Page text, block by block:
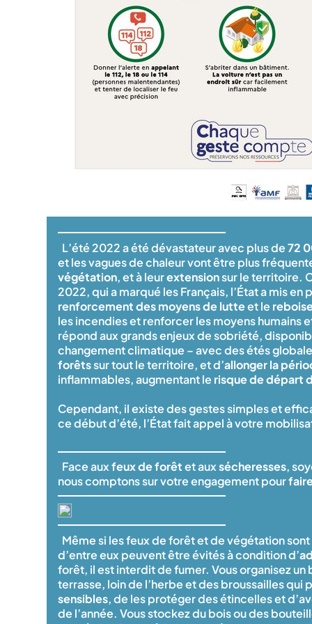
L’été 2022 a été dévastateur avec plus de72
et les vagues de chaleur vont être plus
végétation, et à leurextensionsur le territoire.
2022, qui a marqué les Français, l’État a mis
renforcement des moyens de lutteet le
les incendies et renforcer les moyens humains
répond aux grands enjeux de sobriété,
changement climatique – avec des étés
forêtssur tout le territoire, et d’allonger la
inflammables, augmentant le risque de départ
Cependant, il existe des gestes simples et
ce début d’été, l’État fait appel à votre
Face auxfeux de forêtet auxsécheresses,
nous comptons sur votre engagement pour
Même si les feux de forêt et de végétation
d’entre eux peuvent être évités à condition d’
forêt, il est interdit de fumer. Vous organisez
terrasse, loin de l’herbe et des broussailles qui
sensibles, de les protéger des étincelles et
de l’année. Vous stockez du bois ou des